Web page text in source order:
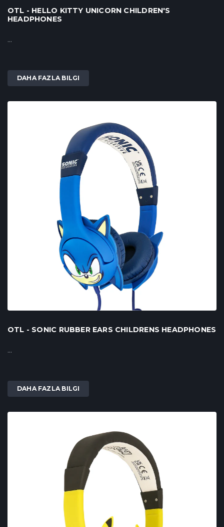
OTL - HELLO KITTY UNICORN CHILDREN'S
HEADPHONES
...
DAHA FAZLA BILGI
OTL - SONIC RUBBER EARS CHILDRENS HEADPHONES
...
DAHA FAZLA BILGI